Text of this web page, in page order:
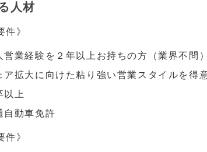
人材
件》
営業経験を２年以上お持ちの方（業界不問）
ア拡大に向けた粘り強い営業スタイルを得
以上
自動車免許
件》